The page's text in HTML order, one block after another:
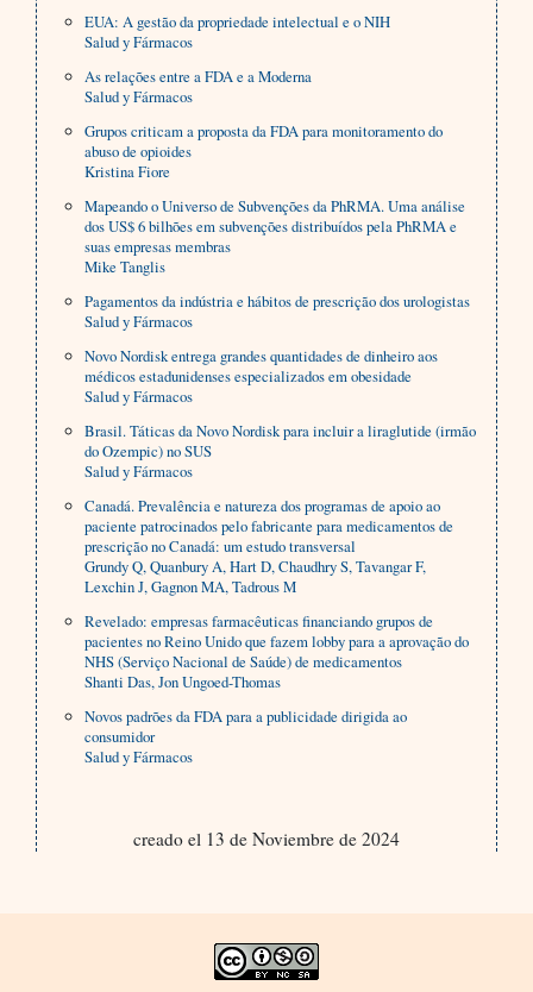
EUA: A gestão da propriedade intelectual e o NIH
Salud y Fármacos
As relações entre a FDA e a Moderna
Salud y Fármacos
Grupos criticam a proposta da FDA para monitoramento do
abuso de opioides
Kristina Fiore
Mapeando o Universo de Subvenções da PhRMA. Uma análise
dos US$ 6 bilhões em subvenções distribuídos pela PhRMA e
suas empresas membras
Mike Tanglis
Pagamentos da indústria e hábitos de prescrição dos urologistas
Salud y Fármacos
Novo Nordisk entrega grandes quantidades de dinheiro aos
médicos estadunidenses especializados em obesidade
Salud y Fármacos
Brasil. Táticas da Novo Nordisk para incluir a liraglutide (irmão
do Ozempic) no SUS
Salud y Fármacos
Canadá. Prevalência e natureza dos programas de apoio ao
paciente patrocinados pelo fabricante para medicamentos de
prescrição no Canadá: um estudo transversal
Grundy Q, Quanbury A, Hart D, Chaudhry S, Tavangar F,
Lexchin J, Gagnon MA, Tadrous M
Revelado: empresas farmacêuticas financiando grupos de
pacientes no Reino Unido que fazem lobby para a aprovação do
NHS (Serviço Nacional de Saúde) de medicamentos
Shanti Das, Jon Ungoed-Thomas
Novos padrões da FDA para a publicidade dirigida ao
consumidor
Salud y Fármacos
creado el 13 de Noviembre de 2024